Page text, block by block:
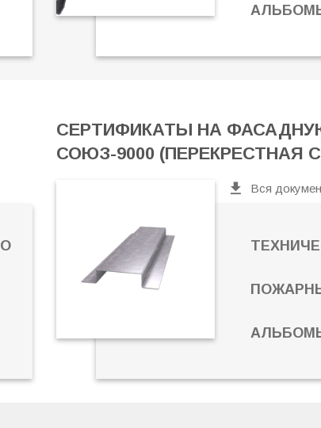
СЕРТИФИКАТЫ НА
СОЮЗ-9000 (ПЕРЕКРЕСТНАЯ
Вся